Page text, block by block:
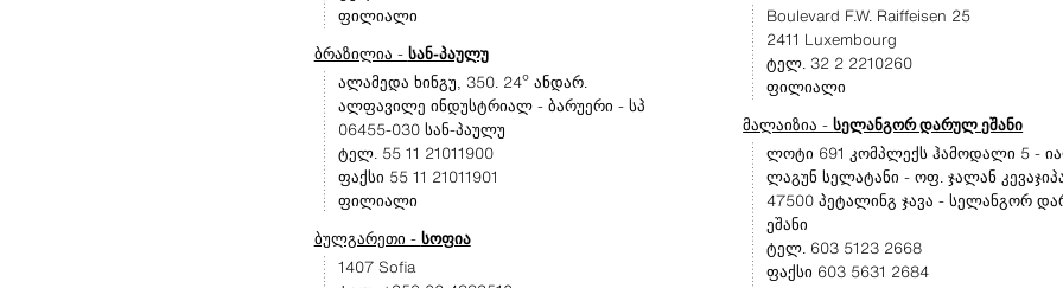
ფილიალი
ბრაზილია - სან-პაულუ
ალამედა ხინგუ, 350. 24º ანდარ.
ალფავილე ინდუსტრიალ - ბარუერი - სპ
06455-030 სან-პაულუ
ტელ. 55 11 21011900
ფაქსი 55 11 21011901
ფილიალი
ბულგარეთი - სოფია
1407 Sofia
Boulevard F.W. Raiffeisen 25
2411 Luxembourg
ტელ. 32 2 2210260
ფილიალი
მალაიზია -სელანგორ დარულ ეშანი
ლოტი 691 კომპლექს ჰამოდალი 5 -
ლაგუნ სელატანი - ოფ. ჯალან
47500 პეტალინგ ჯავა - სელანგორ
ეშანი
ტელ. 603 5123 2668
ფაქსი 603 5631 2684